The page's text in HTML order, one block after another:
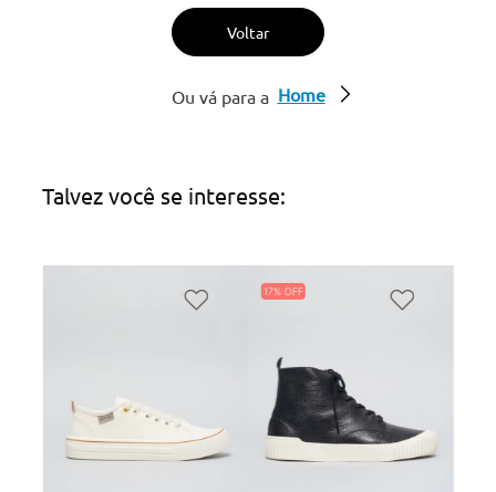
Voltar
Ou vá para a Home
Talvez você se interesse:
17%